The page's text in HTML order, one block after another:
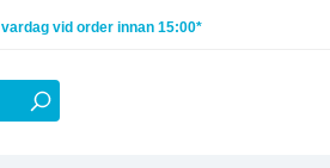
vid order innan 15:00*